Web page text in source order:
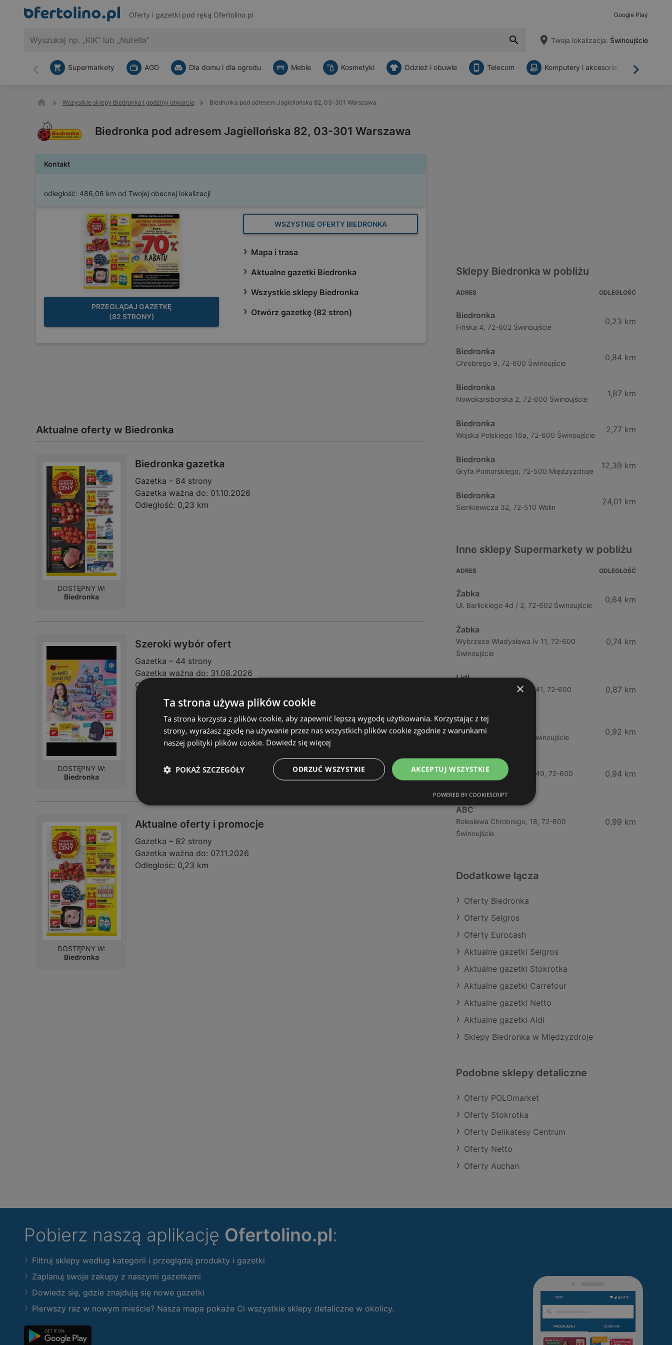
Oferty i gazetki pod ręką Ofertolino.pl Google Play
Twoja lokalizacja: Świnoujście
Wstecz Dalej
Supermarkety AGD Dla domu i dla ogrodu Meble Kosmetyki Odzież i obuwie Telecom Komputery i akcesoria
Wszystkie sklepy Biedronka i godziny otwarcia Biedronka pod adresem Jagiellońska 82, 03-301 Warszawa
Biedronka pod adresem Jagiellońska 82, 03-301 Warszawa
Kontakt
odległość: 486,06 km od Twojej obecnej lokalizacji
PRZEGLĄDAJ GAZETKĘ
(82 STRONY)
WSZYSTKIE OFERTY BIEDRONKA
Mapa i trasa
Aktualne gazetki Biedronka
Wszystkie sklepy Biedronka
Otwórz gazetkę (82 stron)
Aktualne oferty w Biedronka
Biedronka gazetka
Gazetka – 84 strony
Gazetka ważna do: 01.10.2026
Odległość: 0,23 km
DOSTĘPNY W:
Biedronka
Szeroki wybór ofert
Gazetka – 44 strony
Gazetka ważna do: 31.08.2026
Odległość:
DOSTĘPNY W:
Biedronka
Aktualne oferty i promocje
Gazetka – 82 strony
Gazetka ważna do: 07.11.2026
Odległość: 0,23 km
DOSTĘPNY W:
Biedronka
Sklepy Biedronka w pobliżu
ADRES ODLEGŁOŚĆ
Biedronka
Fińska 4, 72-602 Świnoujście
0,23 km
Biedronka
Chrobrego 9, 72-600 Świnoujście
0,84 km
Biedronka
Nowokarsiborska 2, 72-600 Świnoujście
1,87 km
Biedronka
Wojska Polskiego 16a, 72-600 Świnoujście
2,77 km
Biedronka
Gryfa Pomorskiego, 72-500 Międzyzdroje
12,39 km
Biedronka
Sienkiewicza 32, 72-510 Wolin
24,01 km
Inne sklepy Supermarkety w pobliżu
ADRES ODLEGŁOŚĆ
Żabka
Ul. Barlickiego 4d / 2, 72-602 Świnoujście
0,64 km
Żabka
Wybrzeze Władysława Iv 11, 72-600
Świnoujście
0,74 km
Lidl
Ul. Bohaterów Września 41, 72-600
0,87 km
ABC
Barlickiego, 4, 72-600 Świnoujście
0,92 km
Żabka
Ul. Bohaterów Września 49, 72-600
0,94 km
ABC
Bolesława Chrobrego, 18, 72-600
Świnoujście
0,99 km
Dodatkowe łącza
Oferty Biedronka
Oferty Selgros
Oferty Eurocash
Aktualne gazetki Selgros
Aktualne gazetki Stokrotka
Aktualne gazetki Carrefour
Aktualne gazetki Netto
Aktualne gazetki Aldi
Sklepy Biedronka w Międzyzdroje
Podobne sklepy detaliczne
Oferty POLOmarket
Oferty Stokrotka
Oferty Delikatesy Centrum
Oferty Netto
Oferty Auchan
Pobierz naszą aplikację Ofertolino.pl:
Filtruj sklepy według kategorii i przeglądaj produkty i gazetki
Zaplanuj swoje zakupy z naszymi gazetkami
Dowiedz się, gdzie znajdują się nowe gazetki
Pierwszy raz w nowym mieście? Nasza mapa pokaże Ci wszystkie sklepy detaliczne w okolicy.
×
Ta strona używa plików cookie
Ta strona korzysta z plików cookie, aby zapewnić lepszą wygodę użytkowania. Korzystając z tej
strony, wyrażasz zgodę na używanie przez nas wszystkich plików cookie zgodnie z warunkami
naszej polityki plików cookie. Dowiedz się więcej
AKCEPTUJ WSZYSTKIE
ODRZUĆ WSZYSTKIE
POKAŻ SZCZEGÓŁY
POWERED BY COOKIESCRIPT